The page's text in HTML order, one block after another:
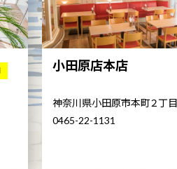
小田原店本店
神奈川県小田原市本町２丁
0465-22-1131